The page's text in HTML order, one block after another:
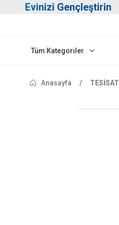
Evinizi Gençleştirin
Tüm Kategoriler
Anasayfa TESİSAT